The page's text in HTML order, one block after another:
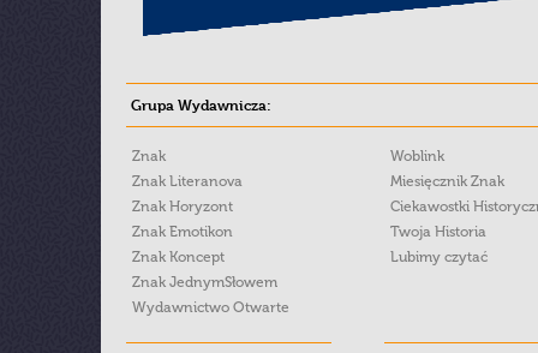
Grupa Wydawnicza:
Znak
Znak Literanova
Znak Horyzont
Znak Emotikon
Znak Koncept
Znak JednymSłowem
Wydawnictwo Otwarte
Woblink
Miesięcznik Znak
Ciekawostki
Twoja Historia
Lubimy czytać